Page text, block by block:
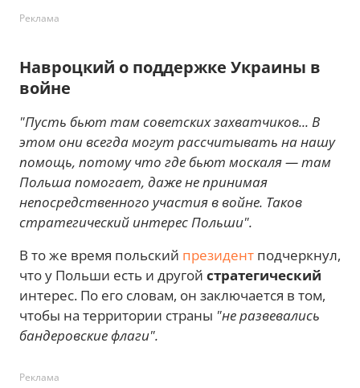
Реклама
Навроцкий о поддержке Украины в
войне
"Пусть бьют там советских захватчиков... В
этом они всегда могут рассчитывать на нашу
помощь, потому что где бьют москаля — там
Польша помогает, даже не принимая
непосредственного участия в войне. Таков
стратегический интерес Польши".
В то же время польский президент подчеркнул,
что у Польши есть и другой стратегический
интерес. По его словам, он заключается в том,
чтобы на территории страны "не развевались
бандеровские флаги".
Реклама